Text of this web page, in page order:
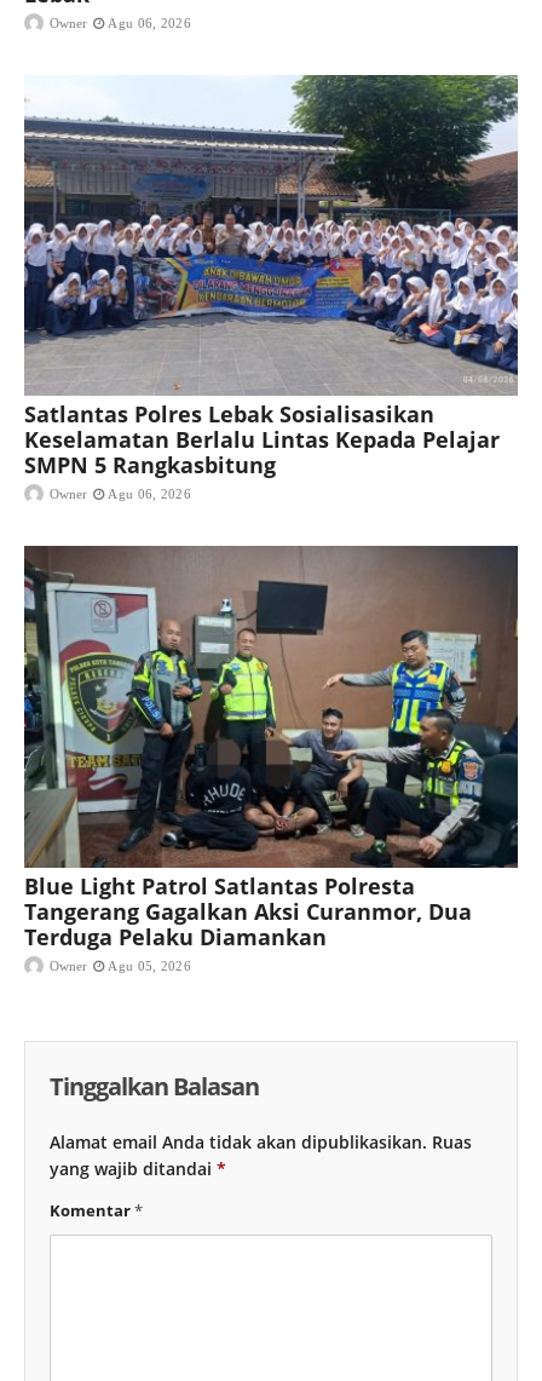
Owner Agu 06, 2026
Satlantas Polres Lebak Sosialisasikan
Keselamatan Berlalu Lintas Kepada Pelajar
SMPN 5 Rangkasbitung
Owner Agu 06, 2026
Blue Light Patrol Satlantas Polresta
Tangerang Gagalkan Aksi Curanmor, Dua
Terduga Pelaku Diamankan
Owner Agu 05, 2026
Tinggalkan Balasan
Alamat email Anda tidak akan dipublikasikan. Ruas
yang wajib ditandai *
Komentar*